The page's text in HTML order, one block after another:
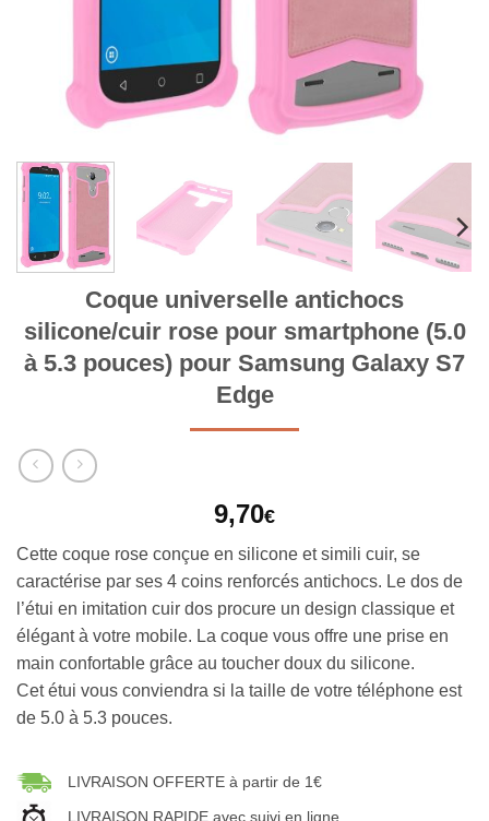
Coque universelle antichocs
silicone/cuir rose pour smartphone (5.0
à 5.3 pouces) pour Samsung Galaxy S7
Edge
9,70€
Cette coque rose conçue en silicone et simili cuir, se
caractérise par ses 4 coins renforcés antichocs. Le dos de
l’étui en imitation cuir dos procure un design classique et
élégant à votre mobile. La coque vous offre une prise en
main confortable grâce au toucher doux du silicone.
Cet étui vous conviendra si la taille de votre téléphone est
de 5.0 à 5.3 pouces.
LIVRAISON OFFERTE à partir de 1€
LIVRAISON RAPIDE avec suivi en ligne